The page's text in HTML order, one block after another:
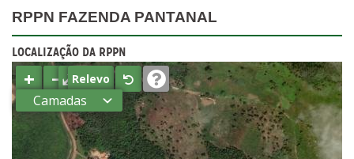
RPPN FAZENDA PANTANAL
LOCALIZAÇÃO DA RPPN
+ −⤢Relevo
Camadas
Estados
Municípios